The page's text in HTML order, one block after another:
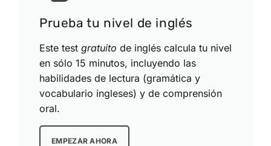
Prueba tu nivel de inglés
Este test gratuito de inglés calcula tu nivel
en sólo 15 minutos, incluyendo las
habilidades de lectura (gramática y
vocabulario ingleses) y de comprensión
oral.
EMPEZAR AHORA